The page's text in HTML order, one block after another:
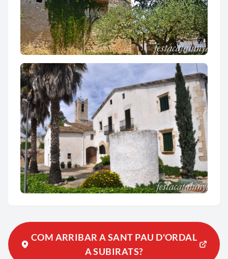
Església parroquial de Sant Pau d'Ordal
COM ARRIBAR A SANT PAU D'ORDAL
A SUBIRATS?